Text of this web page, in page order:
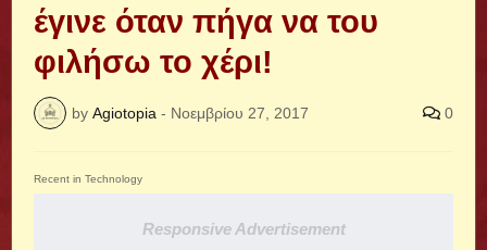
έγινε όταν πήγα να του
φιλήσω το χέρι!
by Agiotopia - Νοεμβρίου 27, 2017 0
Recent in Technology
Responsive Advertisement